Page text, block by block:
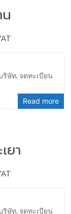
ริษัท, จดทะเบียน
Read more
ยา
ริษัท, จดทะเบียน